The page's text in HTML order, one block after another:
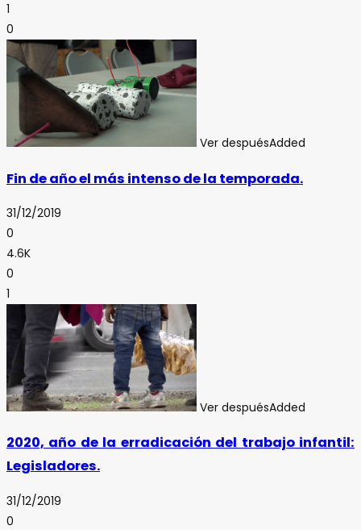
1
0
Ver despuésAdded
Fin de año el más intenso de la temporada.
31/12/2019
0
4.6K
0
1
Ver despuésAdded
2020, año de la erradicación del trabajo infantil:
Legisladores.
31/12/2019
0